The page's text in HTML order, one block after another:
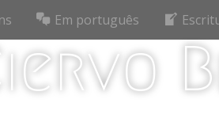
Em português